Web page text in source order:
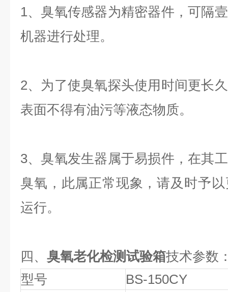
1、臭氧传感器为精密器件，可隔
机器进行处理。
2、为了使臭氧探头使用时间更长
表面不得有油污等液态物质。
3、臭氧发生器属于易损件，在其
臭氧，此属正常现象，请及时予
运行。
四、 臭氧老化检测试验箱技术参数
型号
BS-150CY